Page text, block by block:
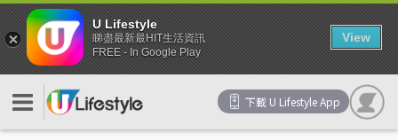
下載 U Lifestyle App
U Lifestyle
睇盡最新最HIT生活資訊
FREE - In Google Play
View